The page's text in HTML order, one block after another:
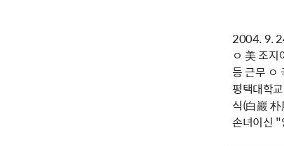
2004. 9.
ㅇ 美 조
등 근무 ㅇ
평택대학
식(白巖
손녀이신